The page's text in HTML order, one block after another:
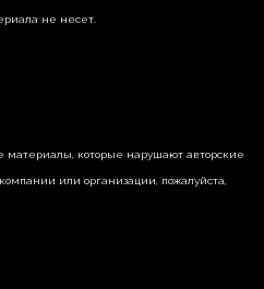
не несет.
которые нарушают авторские
или организации, пожалуйста,